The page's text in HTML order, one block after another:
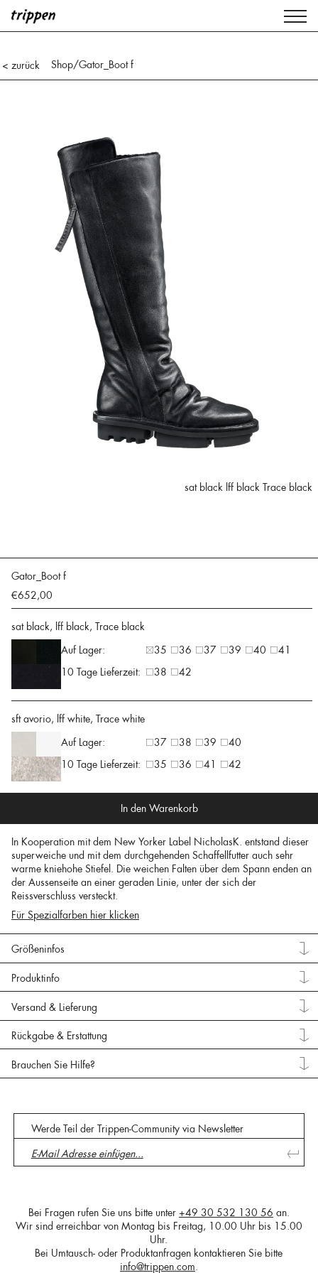
< zurück Shop/Gator_Boot f
sat black lff black Trace black
Gator_Boot f
€652,00
sat black, lff black, Trace black
Auf Lager:
35 36 37 39 40
41
10 Tage Lieferzeit:
38 42
sft avorio, lff white, Trace white
Auf Lager:
37 38 39
40
10 Tage Lieferzeit:
35 36 41 42
In den Warenkorb
In Kooperation mit dem New Yorker Label NicholasK. entstand dieser
superweiche und mit dem durchgehenden Schaffellfutter auch sehr
warme kniehohe Stiefel. Die weichen Falten über dem Spann enden an
der Aussenseite an einer geraden Linie, unter der sich der
Reissverschluss versteckt.
Für Spezialfarben hier klicken
Größeninfos
Produktinfo
Versand & Lieferung
Rückgabe & Erstattung
Brauchen Sie Hilfe?
Werde Teil der Trippen-Community via Newsletter
Bei Fragen rufen Sie uns bitte unter +49 30 532 130 56 an.
Wir sind erreichbar von Montag bis Freitag, 10.00 Uhr bis 15.00
Uhr.
Bei Umtausch- oder Produktanfragen kontaktieren Sie bitte
info@trippen.com.